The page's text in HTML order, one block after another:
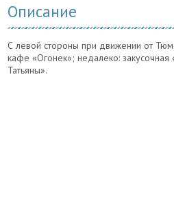
Описание
С левой стороны при движении от
кафе «Огонек»; недалеко:
Татьяны».